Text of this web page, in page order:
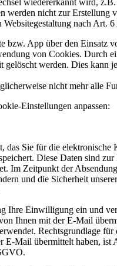
werden nicht zur
Websitegestaltung nach
bzw. App über den
von Cookies. Durch
gelöscht werden. Dies
nicht mehr alle
Einstellungen anpassen:
das Sie für die
Diese Daten sind
Im Zeitpunkt der
und die Sicherheit
Ihre Einwilligung ein und
Ihnen mit der E-Mail
Rechtsgrundlage
E-Mail übermittelt haben,